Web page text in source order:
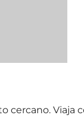
cercano. Viaja